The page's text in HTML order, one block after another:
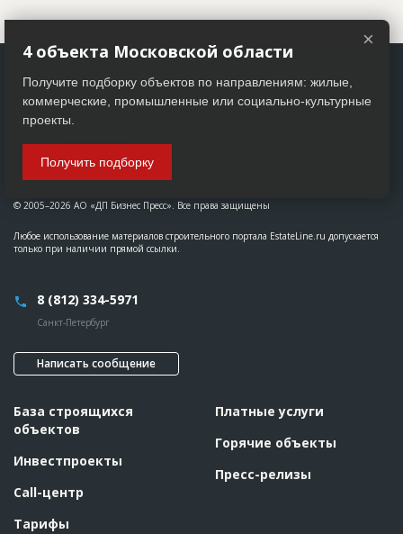
© 2005–2026 АО «ДП Бизнес Пресс». Все права защищены
Любое использование материалов строительного портала EstateLine.ru допускается
только при наличии прямой ссылки.
8 (812) 334-5971
Санкт-Петербург
Написать сообщение
База строящихся
объектов
Инвестпроекты
Call-центр
Тарифы
Платные услуги
Горячие объекты
Пресс-релизы
×
4 объекта Московской области
Получите подборку объектов по направлениям: жилые,
коммерческие, промышленные или социально-культурные
проекты.
Получить подборку